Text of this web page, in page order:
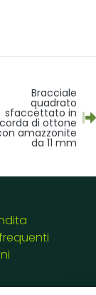
Bracciale
quadrato
sfaccettato in
corda di ottone
amazzonite
da 11 mm